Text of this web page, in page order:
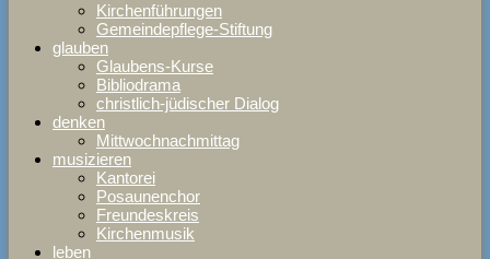
Kirchenführungen
Gemeindepflege-Stiftung
glauben
Glaubens-Kurse
Bibliodrama
christlich-jüdischer Dialog
denken
Mittwochnachmittag
musizieren
Kantorei
Posaunenchor
Freundeskreis
Kirchenmusik
leben